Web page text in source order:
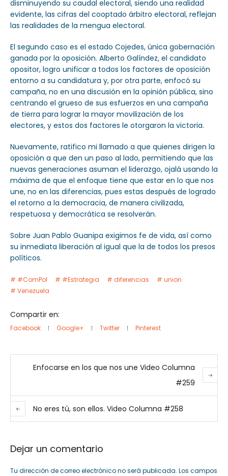
disminuyendo su caudal electoral, siendo una realidad
evidente, las cifras del cooptado árbitro electoral, reflejan
las realidades de la mengua electoral.
El segundo caso es el estado Cojedes, única gobernación
ganada por la oposición. Alberto Galíndez, el candidato
opositor, logro unificar a todos los factores de oposición
entorno a su candidatura y, por otra parte, enfocó su
campaña, no en una discusión en la opinión pública, sino
centrando el grueso de sus esfuerzos en una campaña
de tierra para lograr la mayor movilización de los
electores, y estos dos factores le otorgaron la victoria.
Nuevamente, ratifico mi llamado a que quienes dirigen la
oposición a que den un paso al lado, permitiendo que las
nuevas generaciones asuman el liderazgo, ojalá usando la
máxima de que el enfoque tiene que estar en lo que nos
une, no en las diferencias, pues estas después de logrado
el retorno a la democracia, de manera civilizada,
respetuosa y democrática se resolverán.
Sobre Juan Pablo Guanipa exigimos fe de vida, así como
su inmediata liberación al igual que la de todos los presos
políticos.
#ComPol #Estrategia diferencias
union
Venezuela
Compartir en:
Facebook Google+ Twitter Pinterest
Enfocarse en los que nos une Video Columna
#259
No eres tú, son ellos. Video Columna #258
Dejar un comentario
Tu dirección de correo electrónico no será publicada. Los campos